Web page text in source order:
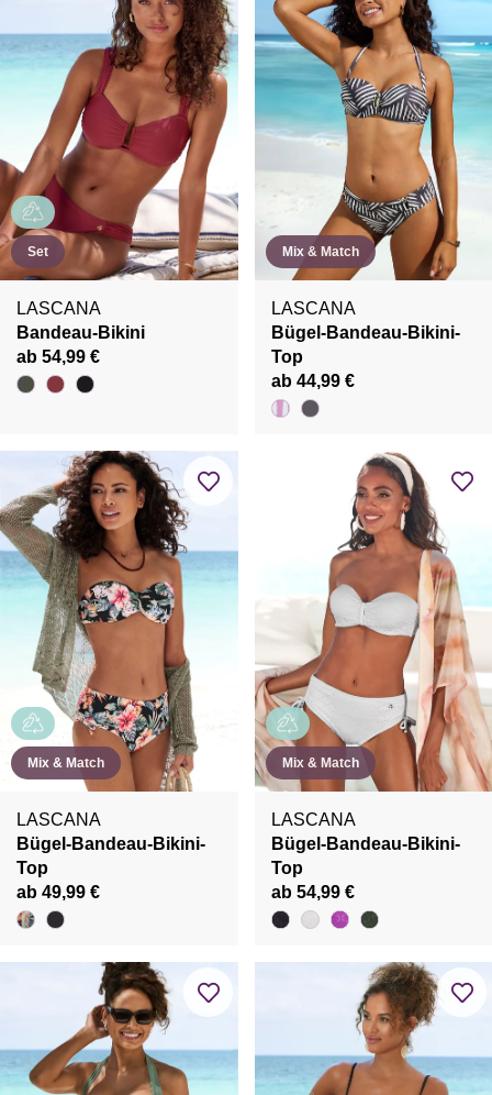
Set
LASCANA
Bandeau-Bikini
ab 54,99 €
Mix & Match
LASCANA
Bügel-Bandeau-Bikini-
Top
ab 44,99 €
Mix & Match
LASCANA
Bügel-Bandeau-Bikini-
Top
ab 49,99 €
Mix & Match
LASCANA
Bügel-Bandeau-Bikini-
Top
ab 54,99 €